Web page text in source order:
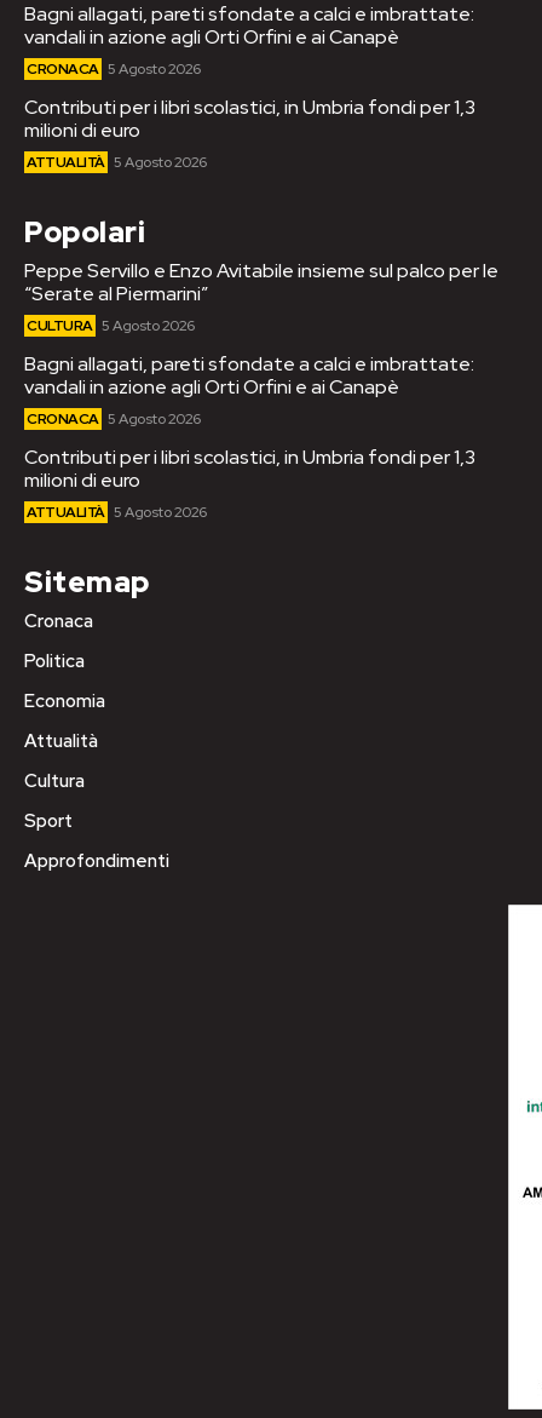
Bagni allagati, pareti sfondate a calci e imbrattate:
vandali in azione agli Orti Orfini e ai Canapè
CRONACA 5 Agosto 2026
Contributi per i libri scolastici, in Umbria fondi per 1,3
milioni di euro
ATTUALITÀ 5 Agosto 2026
Popolari
Peppe Servillo e Enzo Avitabile insieme sul palco per le
“Serate al Piermarini”
CULTURA 5 Agosto 2026
Bagni allagati, pareti sfondate a calci e imbrattate:
vandali in azione agli Orti Orfini e ai Canapè
CRONACA 5 Agosto 2026
Contributi per i libri scolastici, in Umbria fondi per 1,3
milioni di euro
ATTUALITÀ 5 Agosto 2026
Sitemap
Cronaca
Politica
Economia
Attualità
Cultura
Sport
Approfondimenti